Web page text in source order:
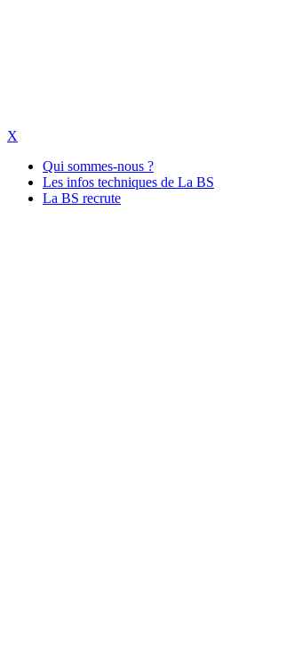
X
Qui sommes-nous ?
Les infos techniques de La BS
La BS recrute